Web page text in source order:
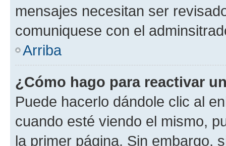
mensajes necesitan ser
comuniquese con el
Arriba
¿Cómo hago para reactivar
Puede hacerlo dándole clic al
cuando esté viendo el mismo,
la primer página. Sin embargo,